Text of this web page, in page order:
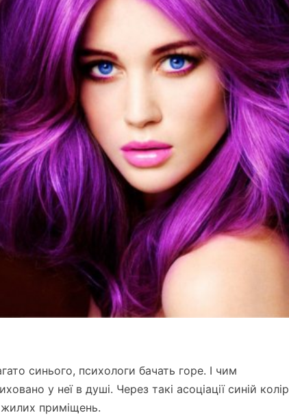
синього, психологи бачать горе. І чим
у неї в душі. Через такі асоціації синій колір
приміщень.